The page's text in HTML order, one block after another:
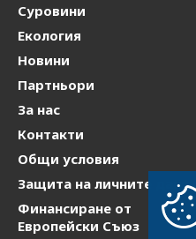
Суровини
Екология
Новини
Партньори
За нас
Контакти
Общи условия
Защита на личните данни
Финансиране от
Европейски Съюз